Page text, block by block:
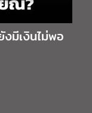
มีเงินไม่พอ